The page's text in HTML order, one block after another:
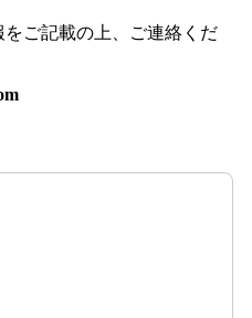
ご記載の上、ご連絡くだ